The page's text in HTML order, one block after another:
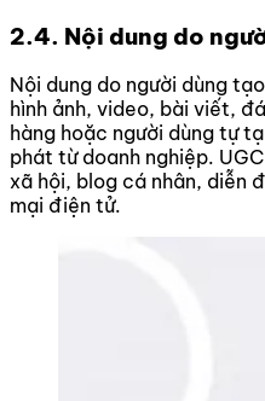
2.4. Nội dung do
Nội dung do người dùng
hình ảnh, video, bài viết,
hàng hoặc người dùng tự
phát từ doanh nghiệp.
xã hội, blog cá nhân, diễn
mại điện tử.